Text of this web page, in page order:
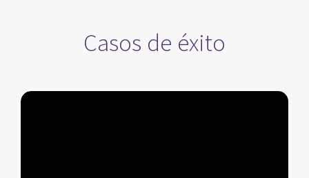
Casos de éxito